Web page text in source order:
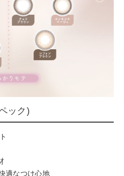
ック)
適なつけ心地